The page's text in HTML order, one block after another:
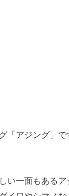
「アジング」
い一面もある